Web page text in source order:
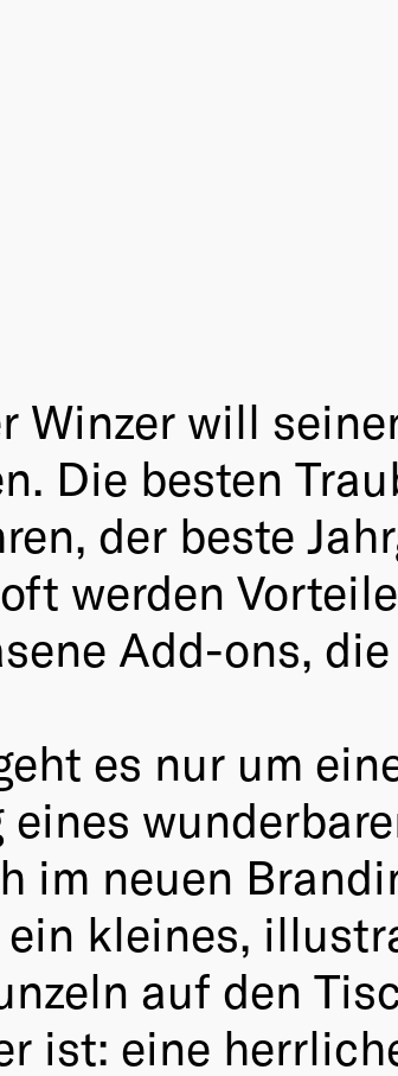
Winzer will
Die besten
der beste
werden
Add-ons,
es nur um
im neuen
kleines,
auf den
ist: eine